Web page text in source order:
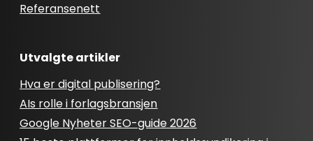
Referansenett
Utvalgte artikler
Hva er digital publisering?
AIs rolle i forlagsbransjen
Google Nyheter SEO-guide 2026